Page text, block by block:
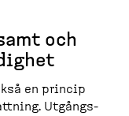
och
en princip
Utgångs­